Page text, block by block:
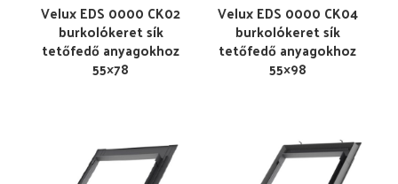
Velux EDS 0000 CK02
burkolókeret sík
tetőfedő anyagokhoz
55×78
Velux EDS 0000 CK04
burkolókeret sík
tetőfedő anyagokhoz
55×98